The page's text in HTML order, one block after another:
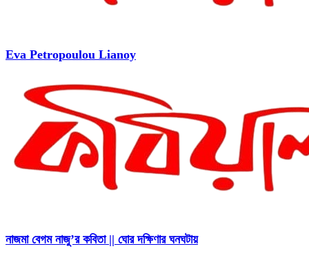
Eva Petropoulou Lianoy
নাজমা বেগম নাজু’র কবিতা || ঘোর দক্ষিণার ঘনঘটায়